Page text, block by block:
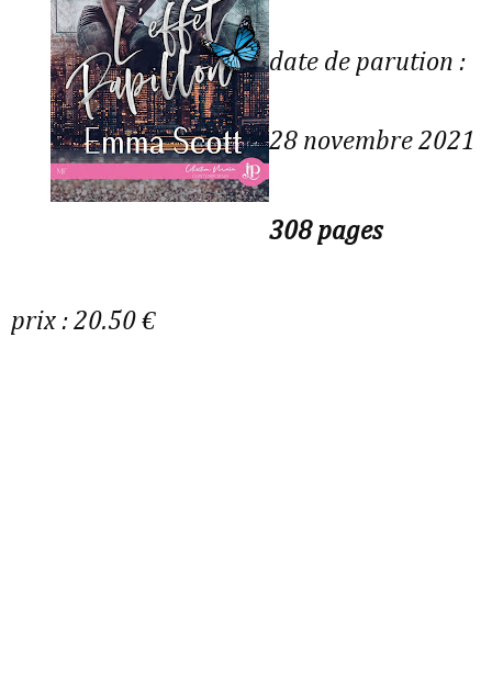
date de parution :
28 novembre 2021
308 pages
prix : 20.50 €